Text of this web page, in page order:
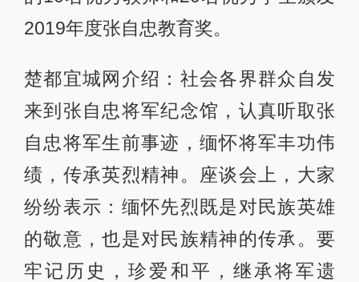
2019年度张自忠教育奖。
楚都宜城网介绍：社会各界群众自发
来到张自忠将军纪念馆，认真听取张
自忠将军生前事迹，缅怀将军丰功伟
绩，传承英烈精神。座谈会上，大家
纷纷表示：缅怀先烈既是对民族英雄
的敬意，也是对民族精神的传承。要
牢记历史，珍爱和平，继承将军遗